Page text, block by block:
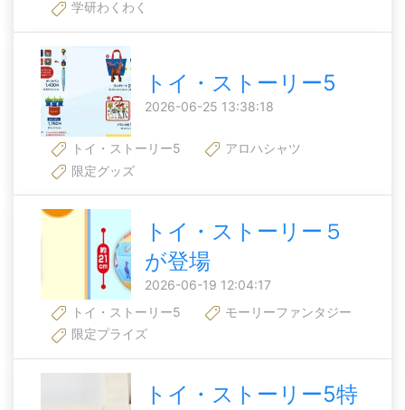
学研わくわく
トイ・ストーリー5
2026-06-25 13:38:18
トイ・ストーリー5
アロハシャツ
限定グッズ
トイ・ストーリー５
が登場
2026-06-19 12:04:17
トイ・ストーリー5
モーリーファンタジー
限定プライズ
トイ・ストーリー5特